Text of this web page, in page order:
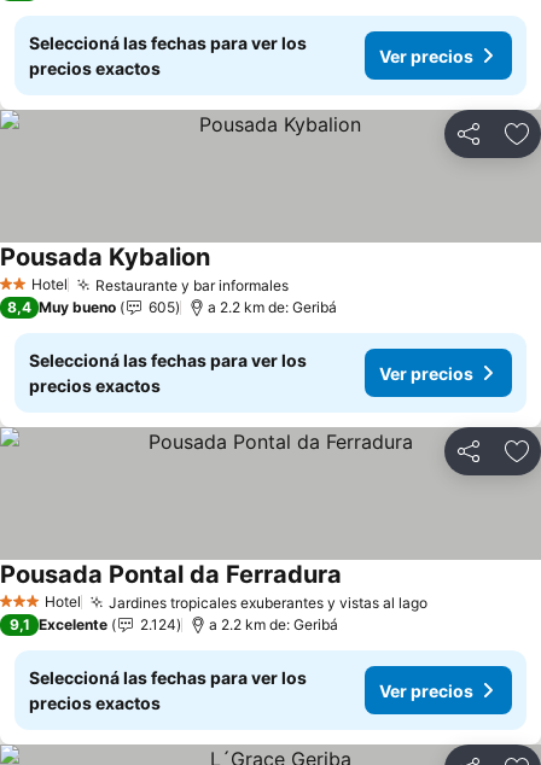
Seleccioná las fechas para ver los
precios exactos
Ver precios
Compartir
2 Estrellas
Hotel Restaurante y bar informalesVer precios
Pousada KybalionVer precios
8,4 Muy bueno 605 a 2.2 km de: Geribá
Seleccioná las fechas para ver los
precios exactos
Ver precios
Compartir
3 Estrellas
Hotel Jardines tropicales exuberantes y vistas al lagoVer precios
Pousada Pontal da Ferradura
9,1 Excelente 2.124 a 2.2 km de: Geribá
Seleccioná las fechas para ver los
precios exactos
Ver precios